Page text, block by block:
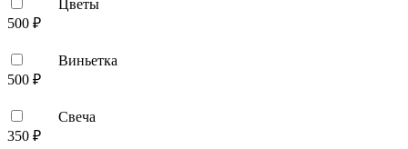
Цветы
500 ₽
Виньетка
500 ₽
Свеча
350 ₽